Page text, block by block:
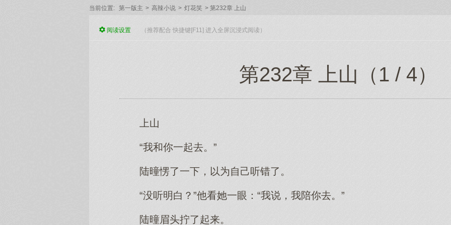
当前位置: 第一版主 > 高辣小说 > 灯花笑 > 第232章 上山
阅读设置 （推荐配合 快捷键[F11] 进入全屏沉浸式阅读）
第232章 上山（1 / 4）
上山
“我和你一起去。”
陆曈愣了一下，以为自己听错了。
“没听明白？”他看她一眼：“我说，我陪你去。”
陆曈眉头拧了起来。